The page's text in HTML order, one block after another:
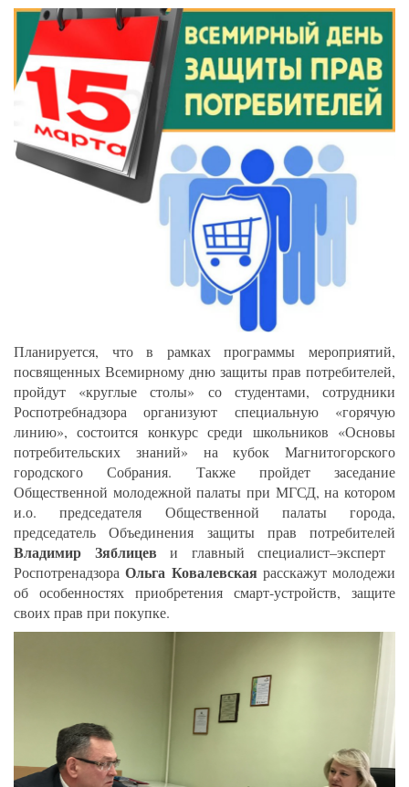
Планируется, что в рамках программы мероприятий,
посвященных Всемирному дню защиты прав потребителей,
пройдут «круглые столы» со студентами, сотрудники
Роспотребнадзора организуют специальную «горячую
линию», состоится конкурс среди школьников «Основы
потребительских знаний» на кубок Магнитогорского
городского Собрания. Также пройдет заседание
Общественной молодежной палаты при МГСД, на котором
и.о. председателя Общественной палаты города,
председатель Объединения защиты прав потребителей
Владимир Зяблицев и главный специалист–эксперт
РоспотренадзораОльга Ковалевскаярасскажут молодежи
об особенностях приобретения смарт-устройств, защите
своих прав при покупке.